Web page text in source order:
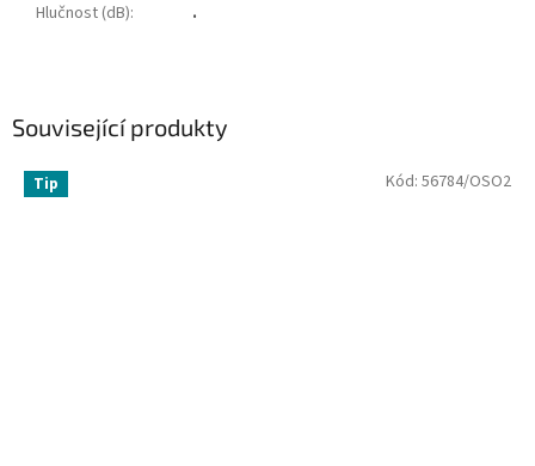
Související produkty
Tip Kód: 56784/OSO2
Hlučnost (dB): .